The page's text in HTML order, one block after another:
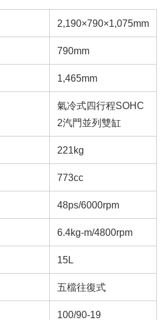
2,190×790×1,075mm
790mm
1,465mm
氣冷式四行程SOHC
2汽門並列雙缸
221kg
773cc
48ps/6000rpm
6.4kg-m/4800rpm
15L
五檔往復式
100/90-19